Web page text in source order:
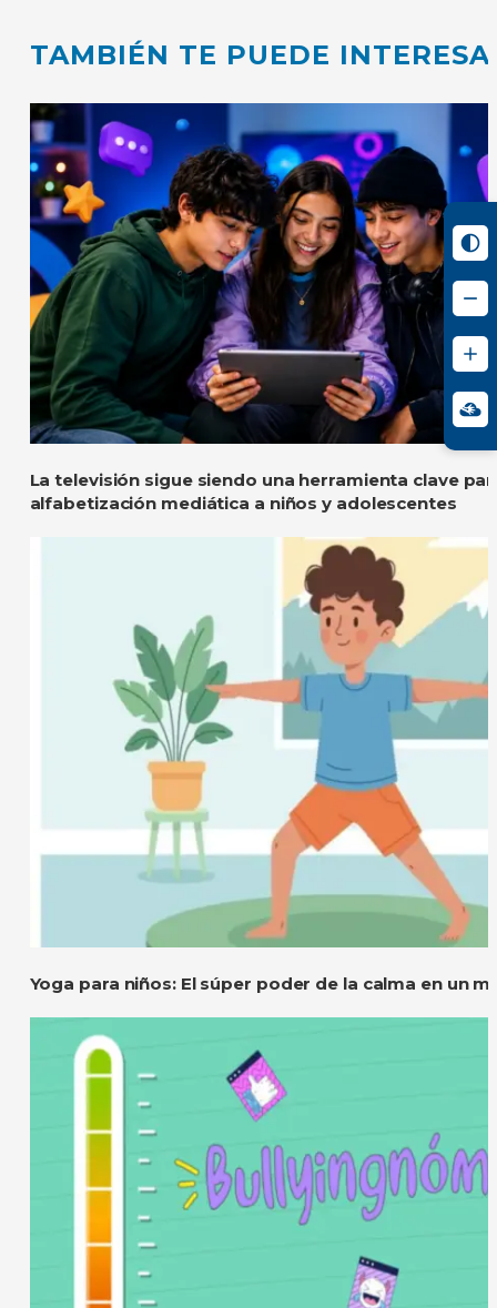
TAMBIÉN TE PUEDE
La televisión sigue siendo una herramienta clave
alfabetización mediática a niños y adolescentes
Yoga para niños: El súper poder de la calma en un